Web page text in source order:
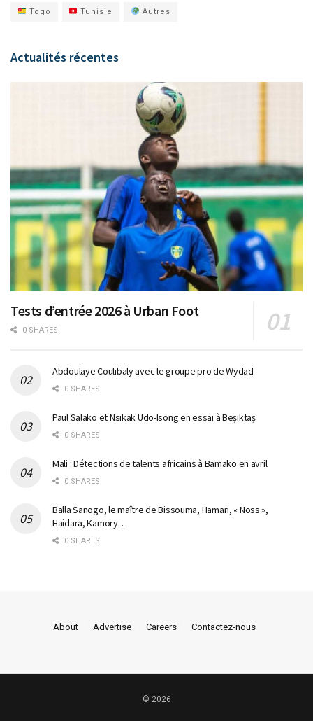
Togo Tunisie Autres
Actualités récentes
Tests d’entrée 2026 à Urban Foot
0 SHARES
Abdoulaye Coulibaly avec le groupe pro de Wydad
0 SHARES
Paul Salako et Nsikak Udo-Isong en essai à Beşiktaş
0 SHARES
Mali : Détections de talents africains à Bamako en avril
0 SHARES
Balla Sanogo, le maître de Bissouma, Hamari, « Noss »,
Haidara, Kamory…
0 SHARES
About Advertise Careers Contactez-nous
© 2026